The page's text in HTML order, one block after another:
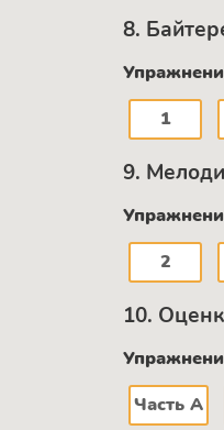
8.
1
9.
2
10.
Часть А